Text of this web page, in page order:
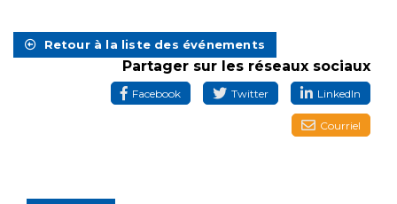
Retour à la liste des événements
Partager sur les réseaux sociaux
Facebook Twitter LinkedIn
Courriel